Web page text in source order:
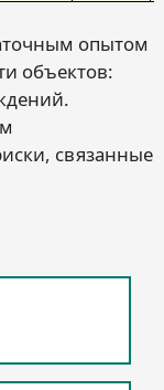
опытом
объектов:
связанные